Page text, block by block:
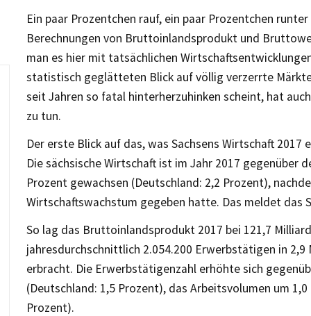
Ein paar Prozentchen rauf, ein paar Prozentchen
Berechnungen von Bruttoinlandsprodukt und
man es hier mit tatsächlichen
statistisch geglätteten Blick auf völlig verzerrte
seit Jahren so fatal hinterherzuhinken scheint, hat
zu tun.
Der erste Blick auf das, was Sachsens Wirtschaft
Die sächsische Wirtschaft ist im Jahr 2017 gegenüber
Prozent gewachsen (Deutschland: 2,2 Prozent),
Wirtschaftswachstum gegeben hatte. Das meldet das
So lag das Bruttoinlandsprodukt 2017 bei 121,7
jahresdurchschnittlich 2.054.200 Erwerbstätigen in
erbracht. Die Erwerbstätigenzahl erhöhte sich
(Deutschland: 1,5 Prozent), das Arbeitsvolumen um
Prozent).